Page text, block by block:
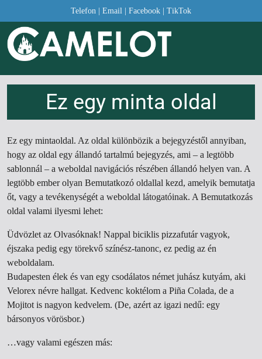
Telefon Email Facebook TikTok
Ez egy minta oldal
Ez egy mintaoldal. Az oldal különbözik a bejegyzéstől annyiban,
hogy az oldal egy állandó tartalmú bejegyzés, ami – a legtöbb
sablonnál – a weboldal navigációs részében állandó helyen van. A
legtöbb ember olyan Bemutatkozó oldallal kezd, amelyik bemutatja
őt, vagy a tevékenységét a weboldal látogatóinak. A Bemutatkozás
oldal valami ilyesmi lehet:
Üdvözlet az Olvasóknak! Nappal biciklis pizzafutár vagyok,
éjszaka pedig egy törekvő színész-tanonc, ez pedig az én
weboldalam.
Budapesten élek és van egy csodálatos német juhász kutyám, aki
Velorex névre hallgat. Kedvenc koktélom a Piña Colada, de a
Mojitot is nagyon kedvelem. (De, azért az igazi nedű: egy
bársonyos vörösbor.)
…vagy valami egészen más: